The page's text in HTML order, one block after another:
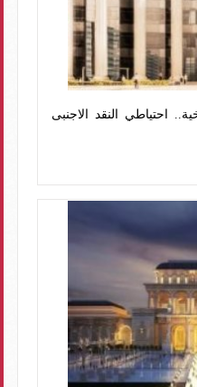
احتياطي النقد الاجنبى